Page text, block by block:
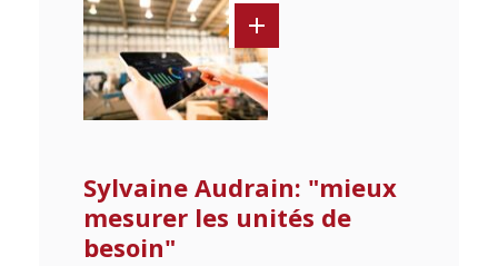
Sylvaine Audrain: "mieux
mesurer les unités de
besoin"